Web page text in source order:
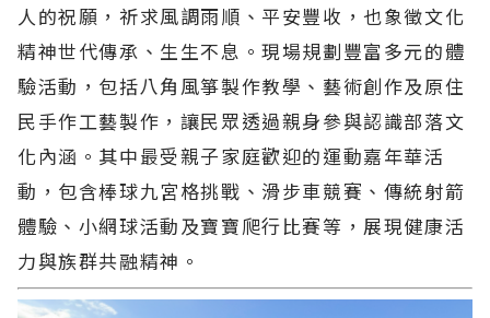
人的祝願，祈求風調雨順、平安豐收，也象徵文化
精神世代傳承、生生不息。現場規劃豐富多元的體
驗活動，包括八角風箏製作教學、藝術創作及原住
民手作工藝製作，讓民眾透過親身參與認識部落文
化內涵。其中最受親子家庭歡迎的運動嘉年華活
動，包含棒球九宮格挑戰、滑步車競賽、傳統射箭
體驗、小網球活動及寶寶爬行比賽等，展現健康活
力與族群共融精神。